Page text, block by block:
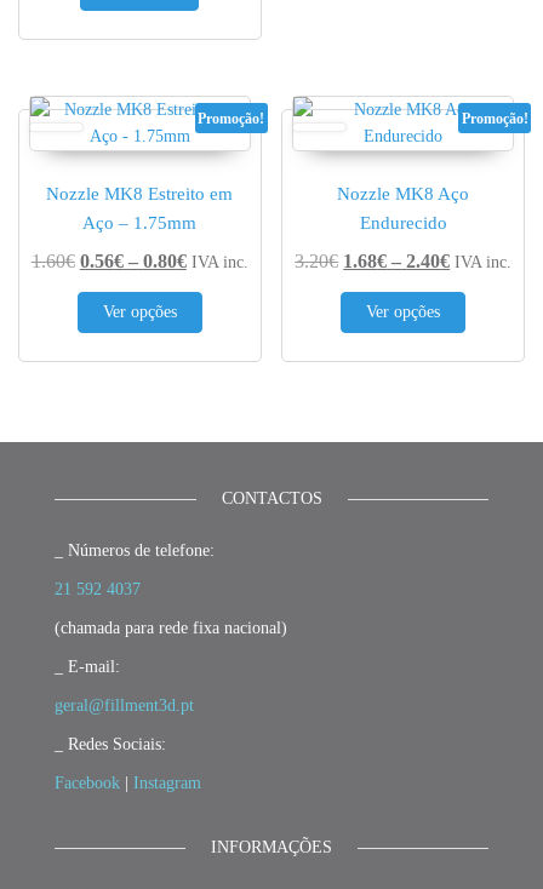
Promoção!
Nozzle MK8 Estreito em
Aço – 1.75mm
1.60€ 0.56€ – 0.80€Price range: 0.56€ through 0.80€
IVA inc.
Ver opções
This product has multiple variants. The options
Promoção!
Nozzle MK8 Aço
Endurecido
3.20€ 1.68€ – 2.40€Price
IVA inc.
Ver opções
This
CONTACTOS
_ Números de telefone:
21 592 4037
(chamada para rede fixa nacional)
_ E-mail:
geral@fillment3d.pt
_ Redes Sociais:
Facebook Instagram
INFORMAÇÕES